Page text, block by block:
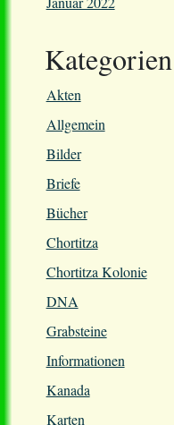
Kategorien
Akten
Allgemein
Bilder
Briefe
Bücher
Chortitza
Chortitza Kolonie
DNA
Grabsteine
Informationen
Kanada
Karten